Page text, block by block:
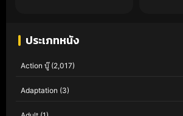
ประเภทหนัง
Action บู๊(2,017)
Adaptation (3)